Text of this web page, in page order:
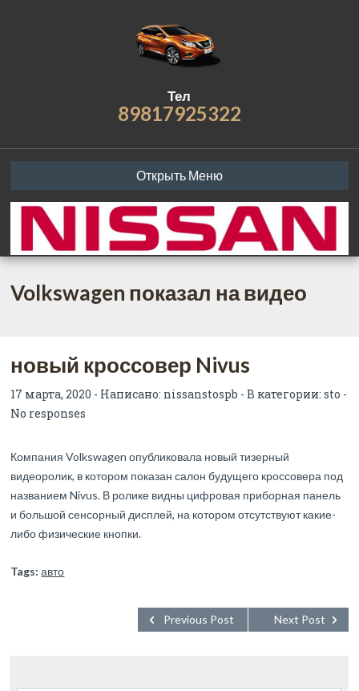
Тел
89817925322
Открыть Меню
Volkswagen показал на видео
новый кроссовер Nivus
17 марта, 2020 - Написано: nissanstospb - В категории:sto -
No responses
Компания Volkswagen опубликовала новый тизерный
видеоролик, в котором показан салон будущего кроссовера под
названием Nivus. В ролике видны цифровая приборная панель
и большой сенсорный дисплей, на котором отсутствуют какие-
либо физические кнопки.
Tags: авто
Next Post
Previous Post